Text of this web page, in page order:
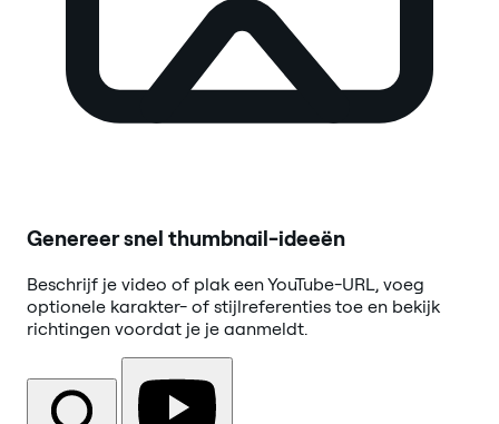
Genereer snel thumbnail-ideeën
Beschrijf je video of plak een YouTube-URL, voeg
optionele karakter- of stijlreferenties toe en bekijk
richtingen voordat je je aanmeldt.